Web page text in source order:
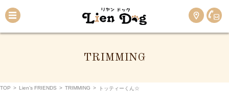
TRIMMING
TOP > Lien’s FRIENDS > TRIMMING > トッティーくん☆